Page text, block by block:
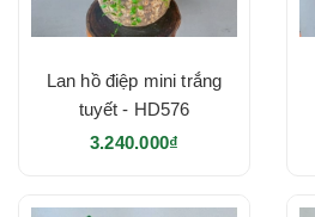
Lan hồ điệp mini trắng
tuyết - HD576
3.240.000₫